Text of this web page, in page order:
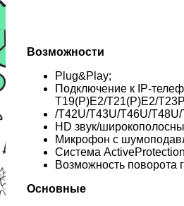
Возможности
Plug&Play;
Подключение к IP-
T19(P)E2/T21(P)E2/
/T42U/T43U/T46U/
HD звук/
Микрофон с
Система
Возможность поворота
Основные